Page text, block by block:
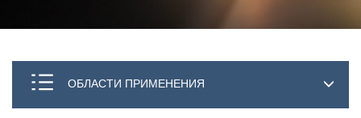
ОБЛАСТИ ПРИМЕНЕНИЯ